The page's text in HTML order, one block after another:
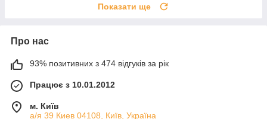
Показати ще
Про нас
93% позитивних з 474 відгуків за рік
Працює з 10.01.2012
м. Київ
а/я 39 Киев 04108, Київ, Україна